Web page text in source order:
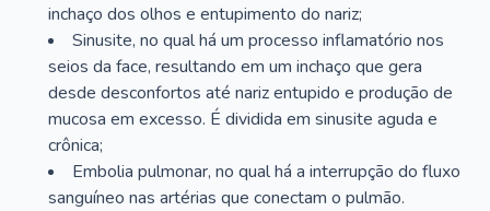
inchaço dos olhos e entupimento do nariz;
Sinusite, no qual há um processo inflamatório nos
seios da face, resultando em um inchaço que gera
desde desconfortos até nariz entupido e produção de
mucosa em excesso. É dividida em sinusite aguda e
crônica;
Embolia pulmonar, no qual há a interrupção do fluxo
sanguíneo nas artérias que conectam o pulmão.